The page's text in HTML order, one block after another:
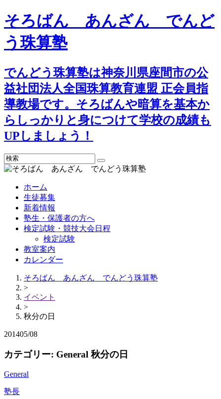
そろばん あんざん でんど
う珠算塾
でんどう珠算塾は神奈川県座間市の公
益社団法人全国珠算教育連盟 正会員指
導教場です。そろばんや暗算を基本か
らしっかりと身につけて学校の成績も
UPしましょう！
検
索
ホーム
生徒募集
新着情報
塾生・保護者の方へ
検定試験・競技大会日程
検定試験
教室案内
カレンダー
そろばん あんざん でんどう珠算塾
>
イベント
>
秋分の日
201405/08
カテゴリー: General 秋分の日
General
塾長